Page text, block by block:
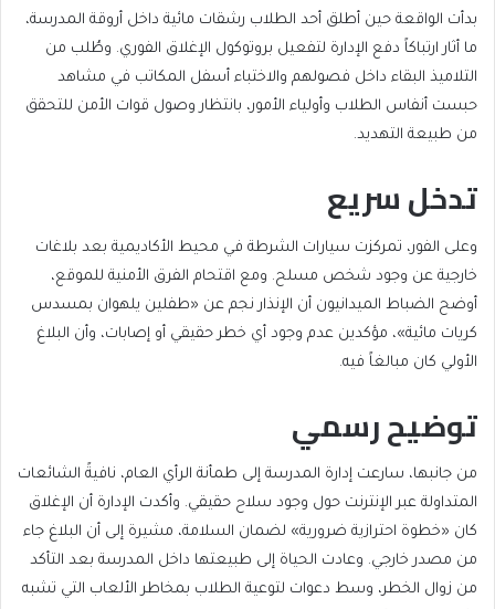
بدأت الواقعة حين أطلق أحد الطلاب رشقات مائية داخل أروقة المدرسة،
ما أثار ارتباكاً دفع الإدارة لتفعيل بروتوكول الإغلاق الفوري. وطُلب من
التلاميذ البقاء داخل فصولهم والاختباء أسفل المكاتب في مشاهد
حبست أنفاس الطلاب وأولياء الأمور، بانتظار وصول قوات الأمن للتحقق
من طبيعة التهديد.
تدخل سريع
وعلى الفور، تمركزت سيارات الشرطة في محيط الأكاديمية بعد بلاغات
خارجية عن وجود شخص مسلح. ومع اقتحام الفرق الأمنية للموقع،
أوضح الضباط الميدانيون أن الإنذار نجم عن «طفلين يلهوان بمسدس
كريات مائية»، مؤكدين عدم وجود أي خطر حقيقي أو إصابات، وأن البلاغ
الأولي كان مبالغاً فيه.
توضيح رسمي
من جانبها، سارعت إدارة المدرسة إلى طمأنة الرأي العام، نافيةً الشائعات
المتداولة عبر الإنترنت حول وجود سلاح حقيقي. وأكدت الإدارة أن الإغلاق
كان «خطوة احترازية ضرورية» لضمان السلامة، مشيرة إلى أن البلاغ جاء
من مصدر خارجي. وعادت الحياة إلى طبيعتها داخل المدرسة بعد التأكد
من زوال الخطر، وسط دعوات لتوعية الطلاب بمخاطر الألعاب التي تشبه